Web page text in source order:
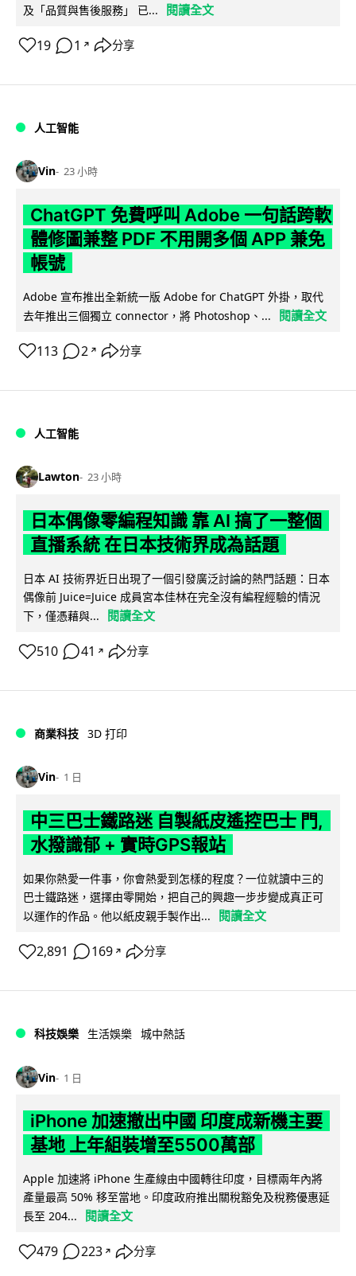
及「品質與售後服務」 已...
閱讀全文
19 1 ↗ 分享
人工智能
Vin 23 小時
ChatGPT 免費呼叫 Adobe 一句話跨軟
體修圖兼整 PDF 不用開多個 APP 兼免
帳號
Adobe 宣布推出全新統一版 Adobe for ChatGPT 外掛，取代
去年推出三個獨立 connector，將 Photoshop、...
閱讀全文
113 2 ↗ 分享
人工智能
Lawton 23 小時
日本偶像零編程知識 靠 AI 搞了一整個
直播系統 在日本技術界成為話題
日本 AI 技術界近日出現了一個引發廣泛討論的熱門話題：日本
偶像前 Juice=Juice 成員宮本佳林在完全沒有編程經驗的情況
下，僅憑藉與...
閱讀全文
510 41 ↗ 分享
商業科技 3D 打印
Vin 1 日
中三巴士鐵路迷 自製紙皮遙控巴士 門,
水撥識郁 + 實時GPS報站
如果你熱愛一件事，你會熱愛到怎樣的程度？一位就讀中三的
巴士鐵路迷，選擇由零開始，把自己的興趣一步步變成真正可
以運作的作品。他以紙皮親手製作出...
閱讀全文
2,891 169 ↗ 分享
科技娛樂 生活娛樂 城中熱話
Vin 1 日
iPhone 加速撤出中國 印度成新機主要
基地 上年組裝增至5500萬部
Apple 加速將 iPhone 生產線由中國轉往印度，目標兩年內將
產量最高 50% 移至當地。印度政府推出關稅豁免及稅務優惠延
長至 204...
閱讀全文
479 223 ↗ 分享